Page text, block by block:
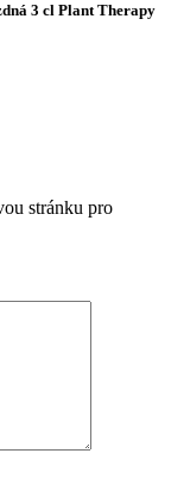
3 cl Plant Therapy
stránku pro